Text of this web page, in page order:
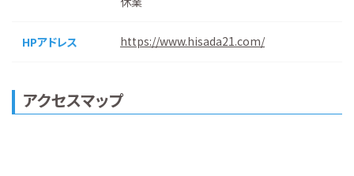
HPアドレス https://www.hisada21.com/
アクセスマップ